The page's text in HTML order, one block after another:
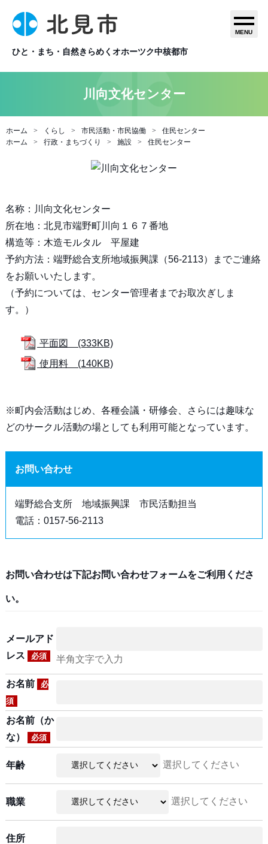
ひと・まち・自然きらめくオホーツク中核都市
MENU
川向文化センター
ホーム くらし 市民活動・市民協働
住民センター
ホーム
行政・まちづくり 施設 住民センター
名称：川向文化センター
所在地：北見市端野町川向１６７番地
構造等：木造モルタル 平屋建
予約方法：端野総合支所地域振興課（56-2113）までご連絡
をお願いいたします。
（予約については、センター管理者までお取次ぎしま
す。）
平面図 (333KB)
使用料 (140KB)
※町内会活動はじめ、各種会議・研修会、さらには趣味な
どのサークル活動の場としても利用可能となっています。
お問い合わせ
端野総合支所 地域振興課 市民活動担当
電話：0157-56-2113
お問い合わせは下記お問い合わせフォームをご利用くださ
い。
メールアド
レス
必須 半角文字で入力
お名前
必
須
お名前（か
な）
必須
年齢 選択してください
職業 選択してください
住所